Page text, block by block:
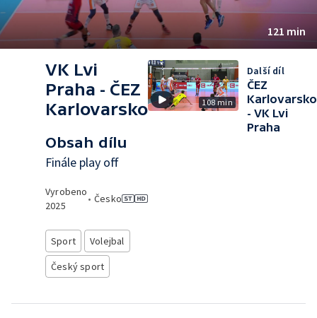
121 min
VK Lvi
Praha - ČEZ
Karlovarsko
Obsah dílu
Finále play off
Vyrobeno
2025
• Česko
Sport
Volejbal
Český sport
108 min
Další díl
ČEZ
Karlovarsko
- VK Lvi
Praha